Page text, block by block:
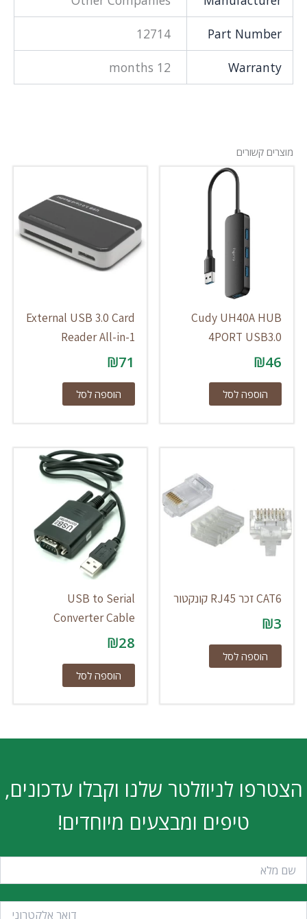
Part Number
12714
Warranty
12 months
מוצרים קשורים
Cudy UH40A HUB
4PORT USB3.0
₪46
הוספה לסל
External USB 3.0 Card
Reader All-in-1
₪71
הוספה לסל
CAT6 זכר RJ45 קונקטור
₪3
הוספה לסל
USB to Serial
Converter Cable
₪28
הוספה לסל
הצטרפו לניוזלטר שלנו וקבלו עדכונים,
טיפים ומבצעים מיוחדים!